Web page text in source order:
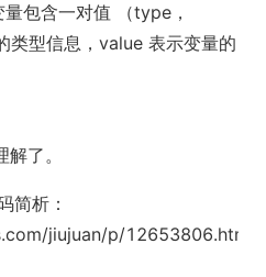
包含一对值 （type，
型信息，value 表示变量的
了。
简析：
jiujuan/p/12653806.html